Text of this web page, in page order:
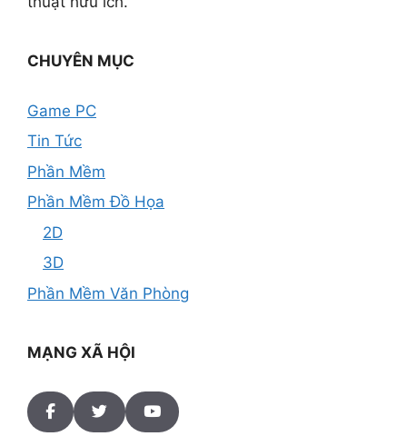
CHUYÊN MỤC
Game PC
Tin Tức
Phần Mềm
Phần Mềm Đồ Họa
2D
3D
Phần Mềm Văn Phòng
MẠNG XÃ HỘI